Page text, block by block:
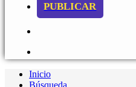
PUBLICAR
Inicio
Búsqueda